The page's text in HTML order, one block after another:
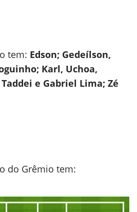
tem: Edson; Gedeílson,
Karl, Uchoa,
e Gabriel Lima; Zé
do Grêmio tem: